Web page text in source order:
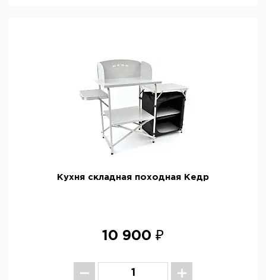
Кухня складная походная Кедр
10 900 ₽